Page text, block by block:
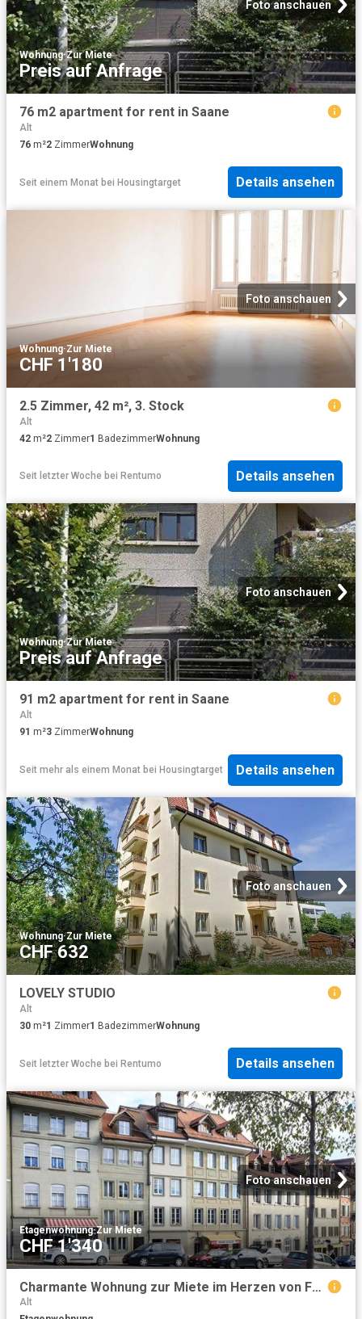
Foto anschauen
Wohnung·Zur Miete
Preis auf Anfrage
76 m2 apartment for rent in Saane
Alt
76 m²2 ZimmerWohnung
Seit einem Monat bei Housingtarget Details ansehen
Foto anschauen
Wohnung·Zur Miete
CHF 1'180
2.5 Zimmer, 42 m², 3. Stock
Alt
42 m²2 Zimmer1 BadezimmerWohnung
Seit letzter Woche bei Rentumo Details ansehen
Foto anschauen
Wohnung·Zur Miete
Preis auf Anfrage
91 m2 apartment for rent in Saane
Alt
91 m²3 ZimmerWohnung
Seit mehr als einem Monat bei Housingtarget Details ansehen
Foto anschauen
Wohnung·Zur Miete
CHF 632
LOVELY STUDIO
Alt
30 m²1 Zimmer1 BadezimmerWohnung
Seit letzter Woche bei Rentumo Details ansehen
Foto anschauen
Etagenwohnung·Zur Miete
CHF 1'340
Charmante Wohnung zur Miete im Herzen von Freiburg
Alt